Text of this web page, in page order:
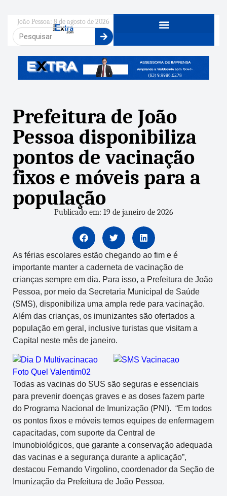
João Pessoa: 8 de agosto de 2026
Prefeitura de João
Pessoa disponibiliza
pontos de vacinação
fixos e móveis para a
população
Publicado em: 19 de janeiro de 2026
As férias escolares estão chegando ao fim e é
importante manter a caderneta de vacinação de
crianças sempre em dia. Para isso, a Prefeitura de João
Pessoa, por meio da Secretaria Municipal de Saúde
(SMS), disponibiliza uma ampla rede para vacinação.
Além das crianças, os imunizantes são ofertados a
população em geral, inclusive turistas que visitam a
Capital neste mês de janeiro.
Todas as vacinas do SUS são seguras e essenciais
para prevenir doenças graves e as doses fazem parte
do Programa Nacional de Imunização (PNI). “Em todos
os pontos fixos e móveis temos equipes de enfermagem
capacitadas, com suporte da Central de
Imunobiológicos, que garante a conservação adequada
das vacinas e a segurança durante a aplicação”,
destacou Fernando Virgolino, coordenador da Seção de
Imunização da Prefeitura de João Pessoa.